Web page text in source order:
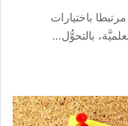
باختيارات
بالتحوُّل…